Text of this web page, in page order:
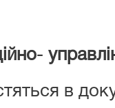
-
в